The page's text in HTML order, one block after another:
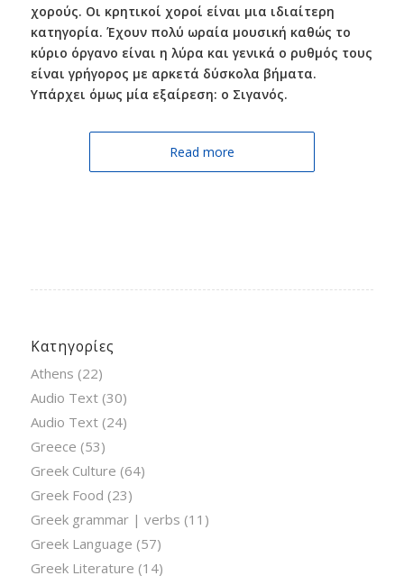
χορούς. Οι κρητικοί χοροί είναι μια ιδιαίτερη
κατηγορία. Έχουν πολύ ωραία μουσική καθώς το
κύριο όργανο είναι η λύρα και γενικά ο ρυθμός τους
είναι γρήγορος με αρκετά δύσκολα βήματα.
Υπάρχει όμως μία εξαίρεση: ο Σιγανός.
Read more
Κατηγορίες
Athens (22)
Audio Text(30)
Audio Text(24)
Greece (53)
Greek Culture (64)
Greek Food (23)
Greek grammar | verbs (11)
Greek Language (57)
Greek Literature (14)